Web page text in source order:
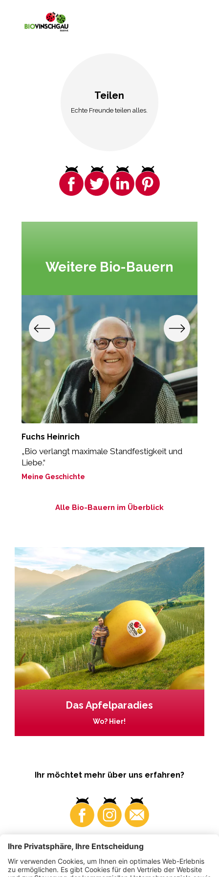
Teilen
Echte Freunde teilen alles.
Weitere Bio-Bauern
Fuchs Heinrich
„Bio verlangt maximale Standfestigkeit und
Liebe.“
Meine Geschichte
Alle Bio-Bauern im Überblick
Das Apfelparadies
Wo? Hier!
Ihr möchtet mehr über uns erfahren?
Business Produzenten